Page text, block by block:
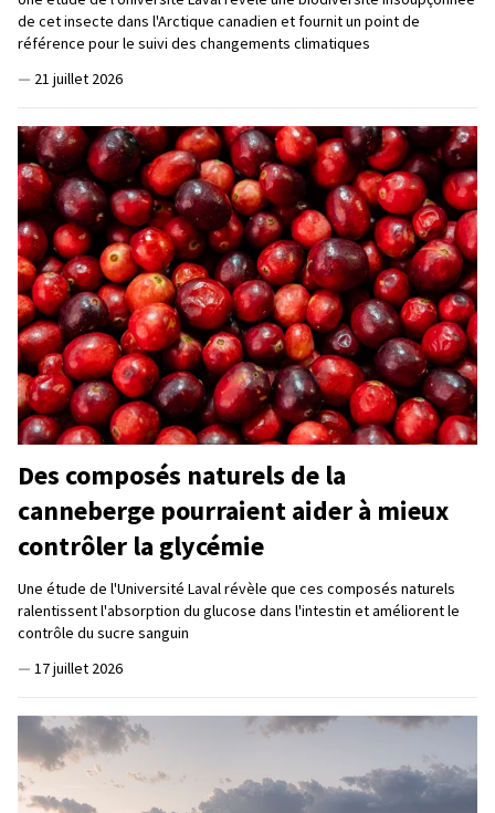
de cet insecte dans l'Arctique canadien et fournit un point de
référence pour le suivi des changements climatiques
— 21 juillet 2026
Des composés naturels de la
canneberge pourraient aider à mieux
contrôler la glycémie
Une étude de l'Université Laval révèle que ces composés naturels
ralentissent l'absorption du glucose dans l'intestin et améliorent le
contrôle du sucre sanguin
— 17 juillet 2026